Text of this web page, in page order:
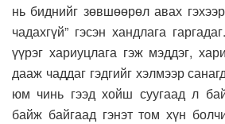
нь биднийг зөвшөөрөл авах
чадахгүй” гэсэн хандлага
үүрэг хариуцлага гэж мэддэг,
дааж чаддаг гэдгийг хэлмээр
юм чинь гээд хойш суугаад л
байж байгаад гэнэт том хүн